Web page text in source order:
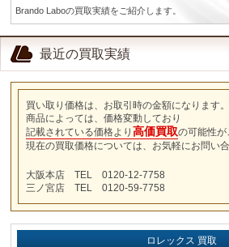
Brando Laboの買取実績をご紹介します。
最近の買取実績
買い取り価格は、お取引時の金額になります。
商品によっては、価格変動しており
記載されている価格より 高価買取の可能性が
現在の買取価格については、お気軽にお問い
大阪本店 TEL 0120-12-7758
三ノ宮店 TEL 0120-59-7758
ロレックス 買取